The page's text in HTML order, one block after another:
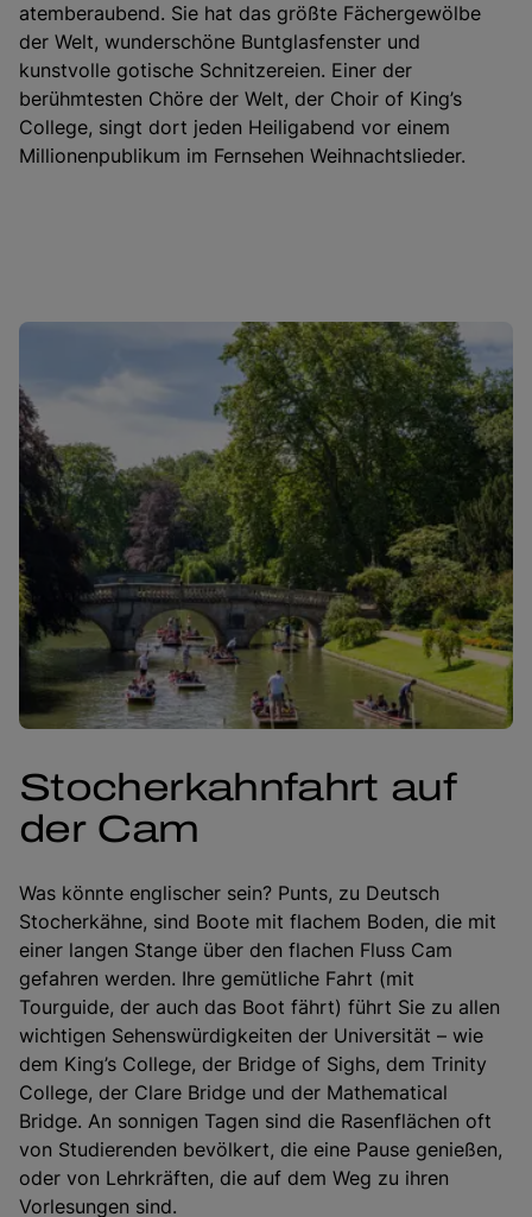
atemberaubend. Sie hat das größte Fächergewölbe
der Welt, wunderschöne Buntglasfenster und
kunstvolle gotische Schnitzereien. Einer der
berühmtesten Chöre der Welt, der Choir of King’s
College, singt dort jeden Heiligabend vor einem
Millionenpublikum im Fernsehen Weihnachtslieder.
Stocherkahnfahrt auf
der Cam
Was könnte englischer sein? Punts, zu Deutsch
Stocherkähne, sind Boote mit flachem Boden, die mit
einer langen Stange über den flachen Fluss Cam
gefahren werden. Ihre gemütliche Fahrt (mit
Tourguide, der auch das Boot fährt) führt Sie zu allen
wichtigen Sehenswürdigkeiten der Universität – wie
dem King’s College, der Bridge of Sighs, dem Trinity
College, der Clare Bridge und der Mathematical
Bridge. An sonnigen Tagen sind die Rasenflächen oft
von Studierenden bevölkert, die eine Pause genießen,
oder von Lehrkräften, die auf dem Weg zu ihren
Vorlesungen sind.